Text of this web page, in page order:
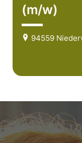
(m/w)
94559